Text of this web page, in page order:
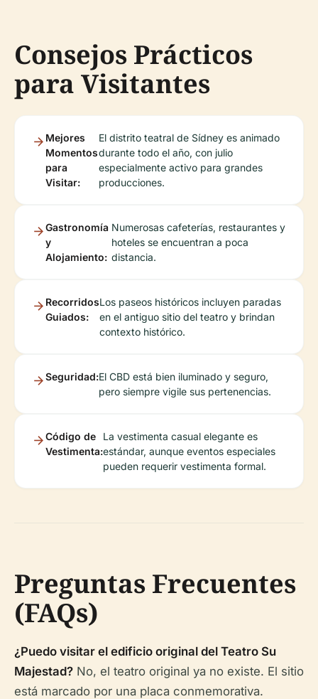
Consejos Prácticos
para Visitantes
Mejores
Momentos
para
Visitar:
El distrito teatral de Sídney es animado
durante todo el año, con julio
especialmente activo para grandes
producciones.
Gastronomía
y
Alojamiento:
Numerosas cafeterías, restaurantes y
hoteles se encuentran a poca
distancia.
Recorridos
Guiados:
Los paseos históricos incluyen paradas
en el antiguo sitio del teatro y brindan
contexto histórico.
Seguridad:El CBD está bien iluminado y seguro,
pero siempre vigile sus pertenencias.
Código de
Vestimenta:
La vestimenta casual elegante es
estándar, aunque eventos especiales
pueden requerir vestimenta formal.
Preguntas Frecuentes
(FAQs)
¿Puedo visitar el edificio original del Teatro Su
Majestad? No, el teatro original ya no existe. El sitio
está marcado por una placa conmemorativa.